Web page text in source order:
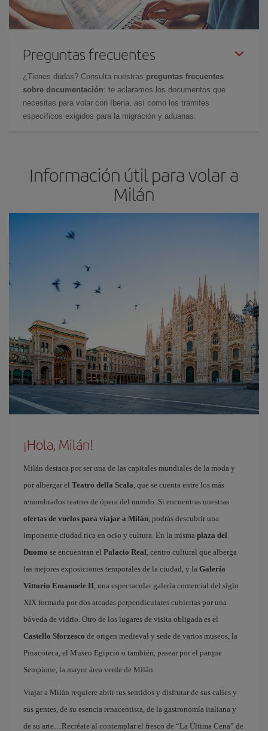
Preguntas frecuentes
¿Tienes dudas? Consulta nuestras preguntas frecuentes
sobre documentación: te aclaramos los documentos que
necesitas para volar con Iberia, así como los trámites
específicos exigidos para la migración y aduanas.
Información útil para volar a
Milán
¡Hola, Milán!
Milán destaca por ser una de las capitales mundiales de la moda y
por albergar el Teatro della Scala, que se cuenta entre los más
renombrados teatros de ópera del mundo. Si encuentras nuestras
ofertas de vuelos para viajar a Milán, podrás descubrir una
imponente ciudad rica en ocio y cultura. En la misma plaza del
Duomo se encuentran el Palacio Real, centro cultural que alberga
las mejores exposiciones temporales de la ciudad, y la Galería
Vittorio Emanuele II, una espectacular galería comercial del siglo
XIX formada por dos arcadas perpendiculares cubiertas por una
bóveda de vidrio. Otro de los lugares de visita obligada es el
Castello Sforzesco de origen medieval y sede de varios museos, la
Pinacoteca, el Museo Egipcio o también, pasear por el parque
Sempione, la mayor área verde de Milán.
Viajar a Milán requiere abrir tus sentidos y disfrutar de sus calles y
sus gentes, de su esencia renacentista, de la gastronomía italiana y
de su arte…Recréate al contemplar el fresco de “La Última Cena” de